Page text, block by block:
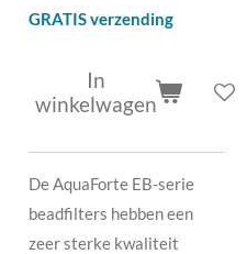
GRATIS verzending
In
winkelwagen
De AquaForte EB-serie
beadfilters hebben een
zeer sterke kwaliteit